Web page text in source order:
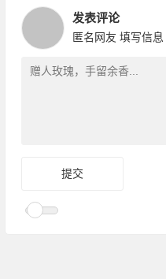
发表评论
匿名网友 填写信息